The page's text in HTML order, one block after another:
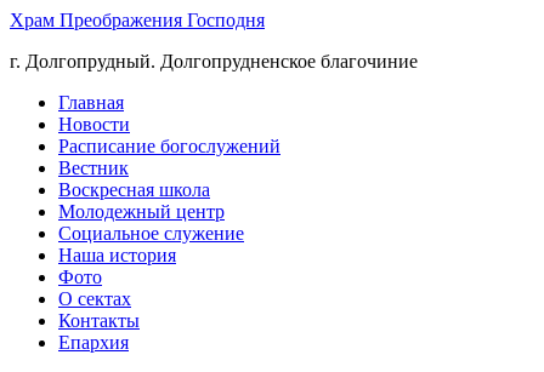
Храм Преображения Господня
г. Долгопрудный. Долгопрудненское благочиние
Главная
Новости
Расписание богослужений
Вестник
Воскресная школа
Молодежный центр
Социальное служение
Наша история
Фото
О сектах
Контакты
Епархия